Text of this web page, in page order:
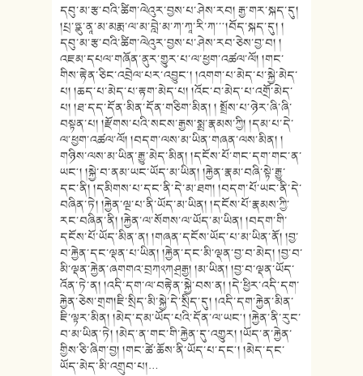
དབུ་མ་རྩ་བའི་ཚིག་ལེའུར་བྱས་པ་ཤེས་རབ། རྒྱ་གར་སྐད་དུ།
།པྲ་ཏྣུ་ནཱ་མ་མརྨ་ལ་མ་བླེ་མ་ཀ་ཀཱ་རི་ཀ་་༌།བོད་སྐད་དུ། །
དབུ་མ་རྩ་བའི་ཚིག་ལེའུར་བྱས་པ་ཤེས་རབ་ཅེས་བྱ་བ། །
འཇམ་དཔལ་གཞོན་ནུར་གྱུར་པ་ལ་ཕྱག་འཚལ་ལོ། །གང་
གིས་རྟེན་ཅིང་འབྲེལ་པར་འབྱུང༌། །འགག་པ་མེད་པ་སྐྱེ་མེད་
པ། །ཆད་པ་མེད་པ་རྟག་མེད་པ། །འོང་བ་མེད་པ་འགྲོ་མེད་
པ། །ཐ་དད་དོན་མིན་དོན་གཅིག་མིན། ། སྤྲོས་པ་ཉེར་ཞི་ཞི་
བསྟན་པ། །རྫོགས་པའི་སངས་རྒྱས་སྨྲ་རྣམས་ཀྱི། །དམ་པ་དེ་
ལ་ཕྱག་འཚལ་ལོ། །བདག་ལས་མ་ཡིན་གཞན་ལས་མིན། །
གཉིས་ལས་མ་ཡིན་རྒྱུ་མེད་མིན། །དངོས་པོ་གང་དག་གང་ན་
ཡང༌། །སྐྱེ་བ་ནམ་ཡང་ཡོད་མ་ཡིན། །རྐྱེན་རྣམ་བཞི་སྟེ་རྒྱུ་
དང་ནི། །དམིགས་པ་དང་ནི་དེ་མ་ཐག། །བདག་པོ་ཡང་ནི་དེ་
བཞིན་ཏེ། །རྐྱེན་ལྔ་པ་ནི་ཡོད་མ་ཡིན། །དངོས་པོ་རྣམས་ཀྱི་
རང་བཞིན་ནི། །རྐྱེན་ལ་སོགས་ལ་ཡོད་མ་ཡིན། །བདག་གི་
དངོས་པོ་ཡོད་མིན་ན། །གཞན་དངོས་ཡོད་པ་མ་ཡིན་ནོ། །བྱ་
བ་རྐྱེན་དང་ལྡན་པ་ཡིན། །རྐྱེན་དང་མི་ལྡན་བྱ་བ་མེད། །བྱ་བ་
མི་ལྡན་རྐྱེན་ཞགགའ་བྲཀ༢ཀཤྲརྒྱ། །མ་ཡིན། །བྱ་བ་ལྡན་ཡོད་
འོན་ཏེ་ན། །འདི་དག་ལ་བརྟེན་སྐྱེ་བས་ན། །དེ་ཕྱིར་འདི་དག་
རྐྱེན་ཅེས་གྲག།ཇི་སྲིད་མི་སྐྱེ་དེ་སྲིད་དུ། །འདི་དག་རྐྱེན་མིན་
ཇི་ལྟར་མིན། །མེད་དམ་ཡོད་པའི་དོན་ལ་ཡང༌། །རྐྱེན་ནི་རུང་
བ་མ་ཡིན་ཏེ། །མེད་ན་གང་གི་རྐྱེན་དུ་འགྱུར། །ཡོད་ན་རྐྱེན་
གྱིས་ཅི་ཞིག་བྱ། །གང་ཚེ་ཆོས་ནི་ཡོད་པ་དང༌། །མེད་དང་
ཡོད་མེད་མི་འགྲུབ་པ།…